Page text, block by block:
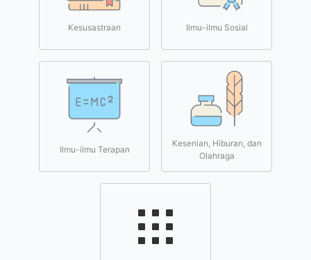
Kesusastraan Ilmu-ilmu Sosial
Ilmu-ilmu Terapan
Kesenian, Hiburan, dan
Olahraga